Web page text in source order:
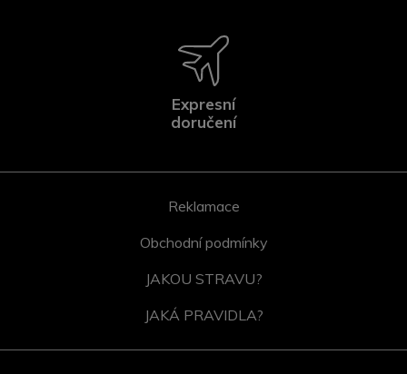
Expresní
doručení
Reklamace
Obchodní podmínky
JAKOU STRAVU?
JAKÁ PRAVIDLA?